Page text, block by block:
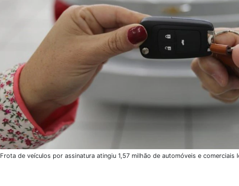
Frota de veículos por assinatura atingiu 1,57 milhão de automóveis e comerciais